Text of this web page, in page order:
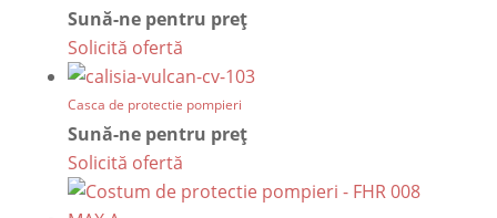
Sună-ne pentru preț
Solicită ofertă
Casca de protectie pompieri
Sună-ne pentru preț
Solicită ofertă